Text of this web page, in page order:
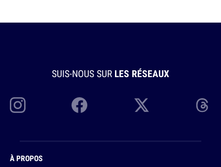
SUIS-NOUS SUR LES RÉSEAUX
À PROPOS